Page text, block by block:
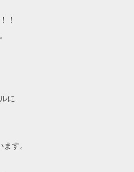
！
に
す。